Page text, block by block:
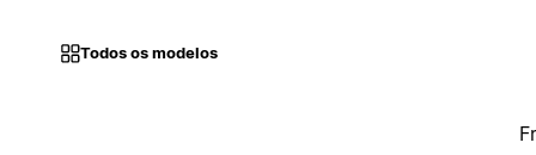
Todos os modelos